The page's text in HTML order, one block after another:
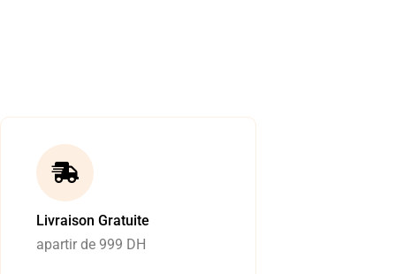
Livraison Gratuite
apartir de 999 DH